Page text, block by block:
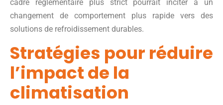
cadre réglementaire plus strict pourrait inciter à un
changement de comportement plus rapide vers des
solutions de refroidissement durables.
Stratégies pour réduire
l’impact de la
climatisation